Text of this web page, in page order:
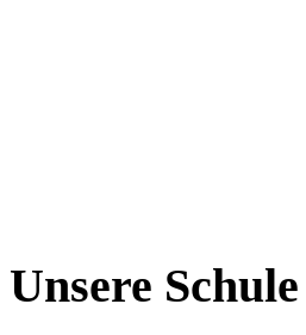
Unsere Schule